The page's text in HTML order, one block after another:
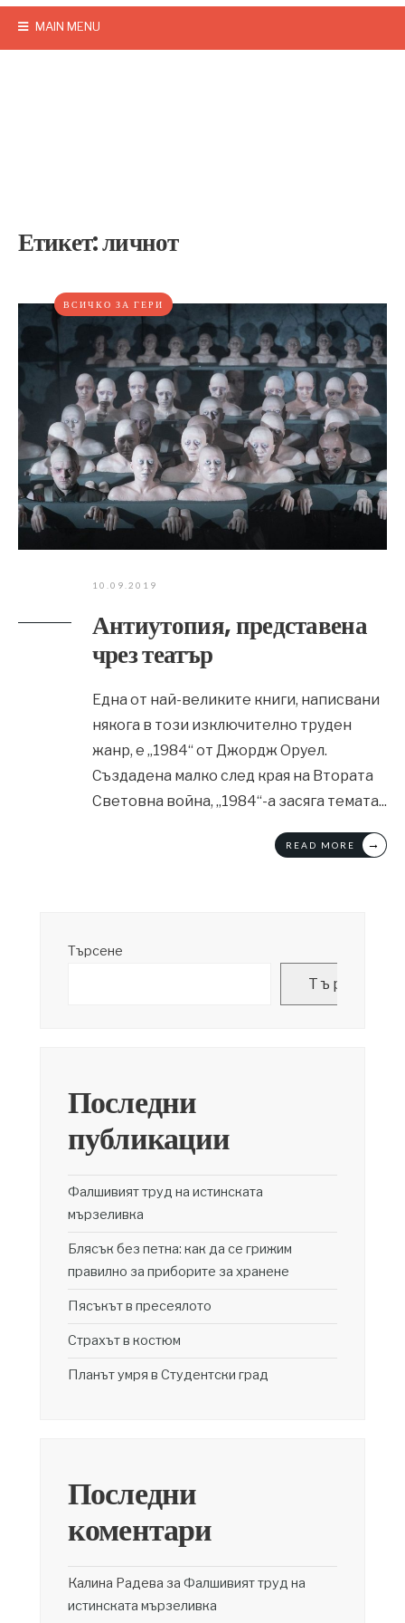
MAIN MENU
Етикет:личнот
ВСИЧКО ЗА ГЕРИ
10.09.2019
Антиутопия, представена
чрез театър
Една от най-великите книги, написвани
някога в този изключително труден
жанр, е „1984“ от Джордж Оруел.
Създадена малко след края на Втората
Световна война, „1984“-а засяга темата...
READ MORE →
Търсене
Търсене
Последни
публикации
Фалшивият труд на истинската
мързеливка
Блясък без петна: как да се грижим
правилно за приборите за хранене
Пясъкът в пресеялото
Страхът в костюм
Планът умря в Студентски град
Последни
коментари
Калина Радева за Фалшивият труд на
истинската мързеливка